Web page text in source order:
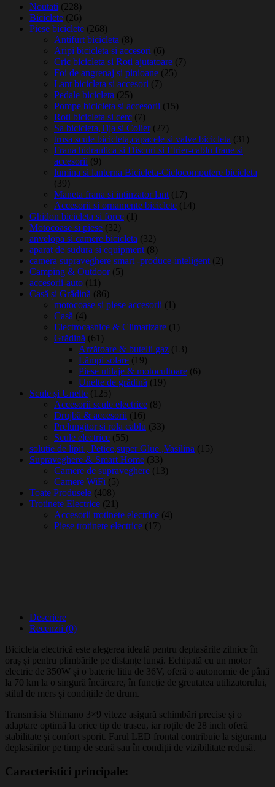
Noutati (228)
Biciclete (26)
Piese biciclete (268)
Antifurt bicicleta (8)
Aripi bicicleta si accesori (6)
Cric bicicleta si Roti ajutatoare (7)
Foi de angrenaj si pinioane (25)
Lant bicicleta si accesori (7)
Pedale bicicleta (25)
Pompe bicicleta si accesorii (15)
Roti bicicleta si cerc (7)
Sa bicicleta,Tija si Colier (27)
trusa scule bicicleta,capacele si valve bicicleta (31)
Frana hidraulica si Discuri si Etrier-cablu frane si
accesorii (9)
lumina si lanterna Bicicleta-Ciclocomputere bicicleta
(39)
Maneta frana si intinzator lant (17)
Accesorii si ornamente biciclete (14)
Ghidon bicicleta si force (1)
Motocoase si piese (32)
anvelopa si camere bicicleta (32)
aparat de sudura si equipment (8)
camera supraveghere smart -produce-inteligent (2)
Camping & Outdoor (5)
accesorii-auto (11)
Casă și Grădină (86)
motocoase si piese accesorii (1)
Casă (4)
Electrocasnice & Climatizare (1)
Grădină (61)
Arzătoare & butelii gaz (13)
Lămpi solare (19)
Piese utilaje & motocultoare (6)
Unelte de grădină (19)
Scule și Unelte (125)
Accesorii scule electrice (8)
Drujbă & accesorii (16)
Prelungitor si rola cablu (33)
Scule electrice (55)
solutie de lipit , Petice,super Glue ,Vasilina (15)
Supraveghere & Smart Home (33)
Camere de supraveghere (13)
Camere WiFi (5)
Toate Produsele (408)
Trotinete Electrice (21)
Accesorii trotinete electrice (4)
Piese trotinete electrice (17)
Descriere
Recenzii (0)
Bicicleta electrică este alegerea ideală pentru deplasările zilnice în
oraș și pentru plimbările pe distanțe lungi. Echipată cu un motor
electric de 350W și o baterie litiu de 36V, oferă o autonomie de până
la 70 km la o singură încărcare, în funcție de greutatea utilizatorului,
stilul de mers și condițiile de drum.
Transmisia Shimano 3×9 viteze asigură schimbări precise și o
adaptare optimă la orice tip de traseu, iar roțile de 28 inch oferă
stabilitate și confort sporit. Farul LED frontal contribuie la siguranța
deplasărilor pe timp de seară sau în condiții de vizibilitate redusă.
Caracteristici principale: